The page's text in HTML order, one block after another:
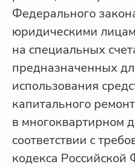
Федерального
юридическими
на специальных
предназначенных
использования
капитального
в многоквартирном
соответствии с
кодекса